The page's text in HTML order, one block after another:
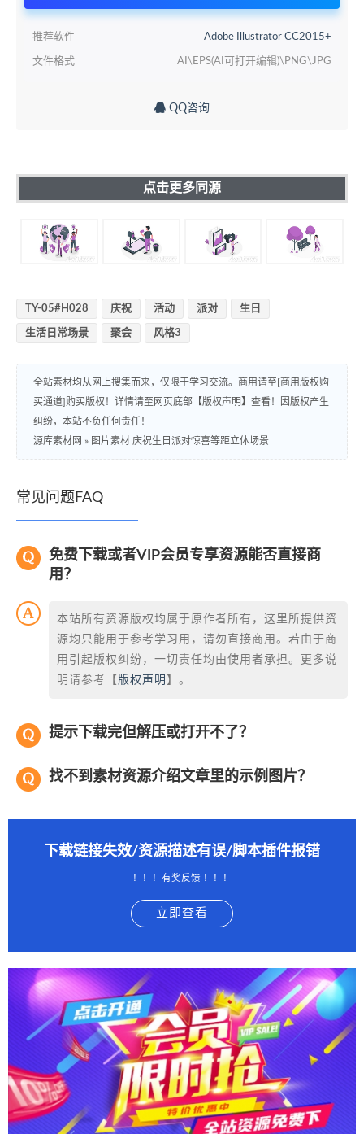
推荐软件 Adobe Illustrator CC2015+
文件格式 AI\EPS(AI可打开编辑)\PNG\JPG
QQ咨询
点击更多同源
TY-05#H028 庆祝 活动 派对 生日
生活日常场景 聚会 风格3
全站素材均从网上搜集而来，仅限于学习交流。商用请至[商用版权购
买通道]购买版权！详情请至网页底部【版权声明】查看！因版权产生
纠纷，本站不负任何责任！
源库素材网 » 图片素材 庆祝生日派对惊喜等距立体场景
常见问题FAQ
免费下载或者VIP会员专享资源能否直接商
用？
本站所有资源版权均属于原作者所有，这里所提供资
源均只能用于参考学习用，请勿直接商用。若由于商
用引起版权纠纷，一切责任均由使用者承担。更多说
明请参考【 版权声明 】。
提示下载完但解压或打开不了？
找不到素材资源介绍文章里的示例图片？
下载链接失效/资源描述有误/脚本插件报错
！！！有奖反馈 ！！！
立即查看